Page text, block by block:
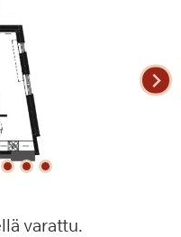
varattu.